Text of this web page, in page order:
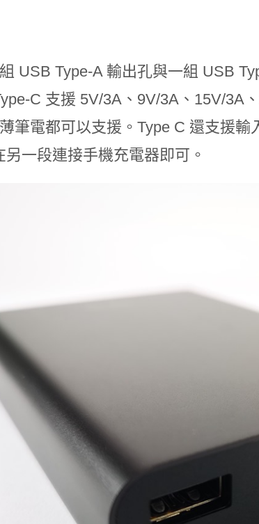
USB Type-A 輸出孔與一組 USB
C 支援 5V/3A、9V/3A、15V/3A
筆電都可以支援。Type C 還支援
另一段連接手機充電器即可。